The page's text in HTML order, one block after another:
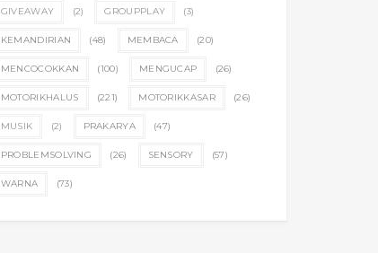
GIVEAWAY (2) GROUPPLAY (3)
KEMANDIRIAN (48) MEMBACA (20)
MENCOCOKKAN (100) MENGUCAP (26)
MOTORIKHALUS (221) MOTORIKKASAR (26)
MUSIK (2) PRAKARYA (47)
PROBLEMSOLVING (26) SENSORY (57)
WARNA (73)